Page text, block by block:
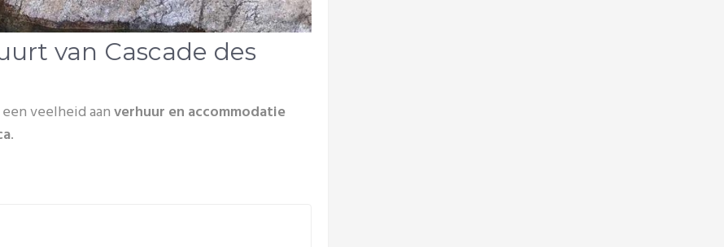
van Cascade des
veelheid aanverhuur en accommodatie
.